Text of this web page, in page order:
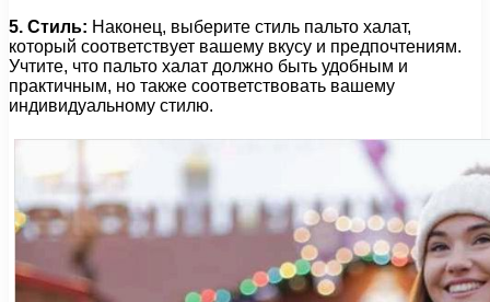
5. Стиль: Наконец, выберите стиль пальто халат,
который соответствует вашему вкусу и предпочтениям.
Учтите, что пальто халат должно быть удобным и
практичным, но также соответствовать вашему
индивидуальному стилю.